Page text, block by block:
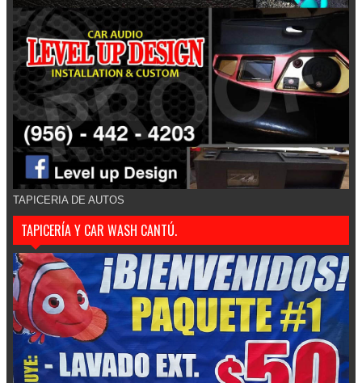
TAPICERIA DE AUTOS
TAPICERÍA Y CAR WASH CANTÚ.